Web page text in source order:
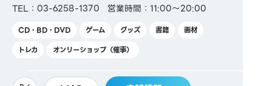
TEL：03-6258-1370
営業時間：11:00～20:00
CD・BD・DVD ゲーム グッズ 書籍
画材
トレカ
オンリーショップ（催事）